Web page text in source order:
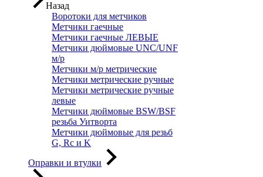
Назад
Воротоки для метчиков
Метчики гаечные
Метчики гаечные ЛЕВЫЕ
Метчики дюймовые UNC/UNF
м/р
Метчики м/р метрические
Метчики метрические ручные
Метчики метрические ручные
левые
Метчики дюймовые BSW/BSF
резьба Уитворта
Метчики дюймовые для резьб
G, Rc и K
Оправки и втулки